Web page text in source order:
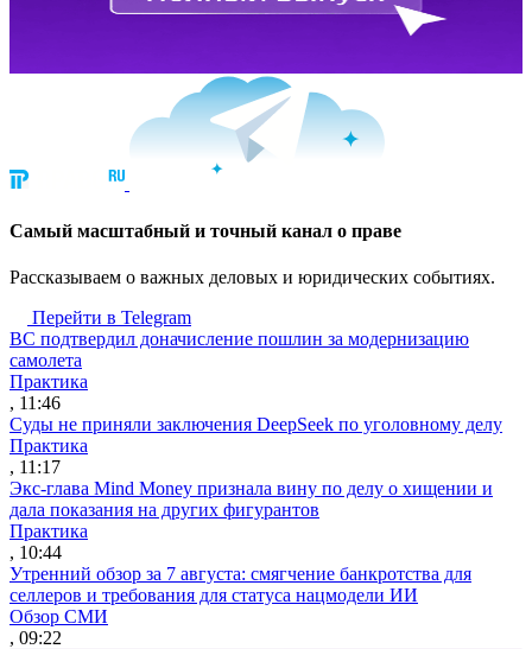
Cамый масштабный и точный канал о праве
Рассказываем о важных деловых и юридических событиях.
Перейти в Telegram
ВС подтвердил доначисление пошлин за модернизацию
самолета
Практика
, 11:46
Суды не приняли заключения DeepSeek по уголовному делу
Практика
, 11:17
Экс-глава Mind Money признала вину по делу о хищении и
дала показания на других фигурантов
Практика
, 10:44
Утренний обзор за 7 августа: смягчение банкротства для
селлеров и требования для статуса нацмодели ИИ
Обзор СМИ
, 09:22